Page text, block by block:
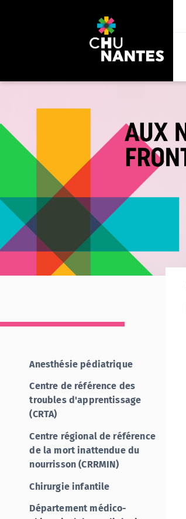
Anesthésie pédiatrique
Centre de référence des
troubles d'apprentissage
(CRTA)
Centre régional de référence
de la mort inattendue du
nourrisson (CRRMIN)
Chirurgie infantile
Département médico-